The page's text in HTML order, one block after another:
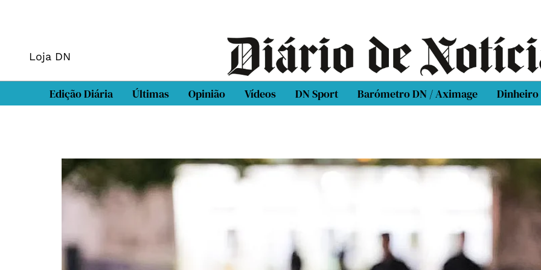
Loja DN
Edição Diária Últimas Opinião Vídeos DN Sport Barómetro DN / Aximage Dinheiro